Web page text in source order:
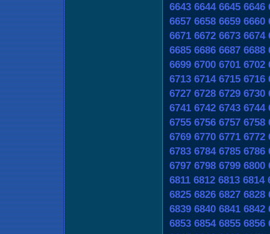
6643 6644 6645 6646
6657 6658 6659 6660
6671 6672 6673 6674
6685 6686 6687 6688
6699 6700 6701 6702
6713 6714 6715 6716
6727 6728 6729 6730
6741 6742 6743 6744
6755 6756 6757 6758
6769 6770 6771 6772
6783 6784 6785 6786
6797 6798 6799 6800
6811 6812 6813 6814
6825 6826 6827 6828
6839 6840 6841 6842
6853 6854 6855 6856